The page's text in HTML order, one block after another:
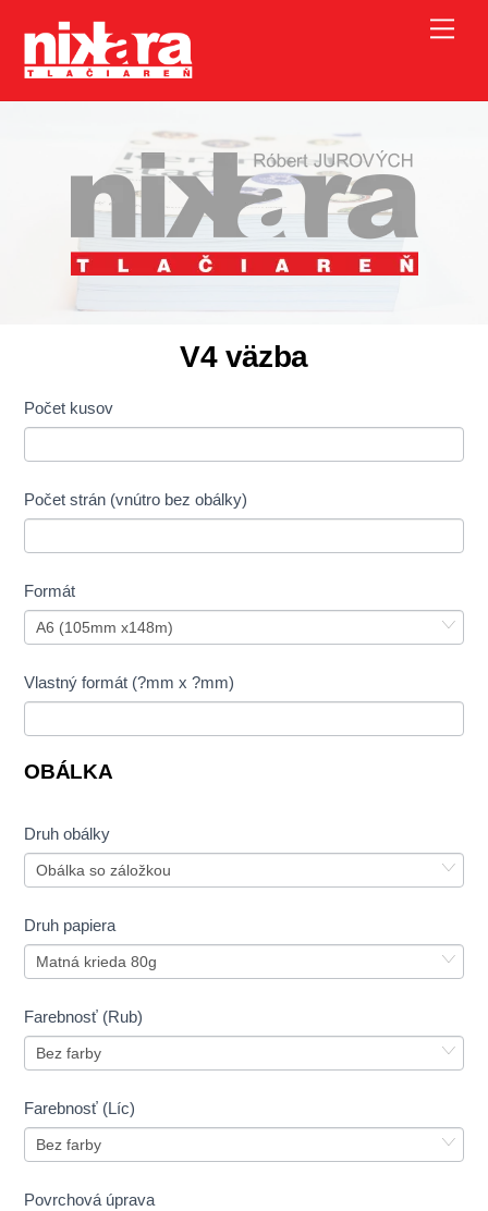
content
V4 väzba
V4
vazba
Počet kusov
Počet strán (vnútro bez obálky)
Formát
Vlastný formát (?mm x ?mm)
OBÁLKA
Druh obálky
Druh papiera
Farebnosť (Rub)
Farebnosť (Líc)
Povrchová úprava